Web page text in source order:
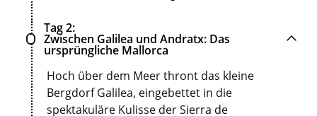
Tag 2
Zwischen Galilea und Andratx: Das
ursprüngliche Mallorca
Hoch über dem Meer thront das kleine
Bergdorf Galilea, eingebettet in die
spektakuläre Kulisse der Sierra de